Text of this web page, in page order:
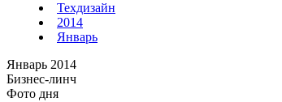
Техдизайн
2014
Январь
Январь 2014
Бизнес-линч
Фото дня